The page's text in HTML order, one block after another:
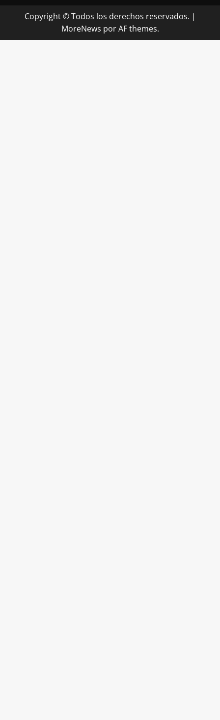
Copyright © Todos los derechos reservados. |
MoreNews por AF themes.